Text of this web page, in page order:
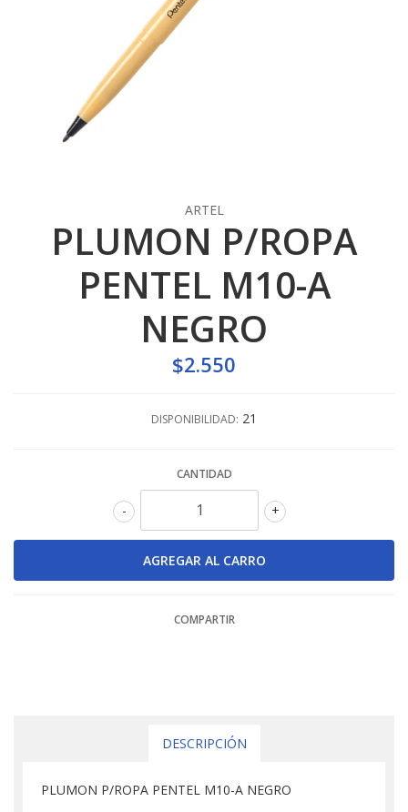
ARTEL
PLUMON P/ROPA
PENTEL M10-A
NEGRO
$2.550
DISPONIBILIDAD: 21
CANTIDAD
+
-
COMPARTIR
DESCRIPCIÓN
PLUMON P/ROPA PENTEL M10-A NEGRO